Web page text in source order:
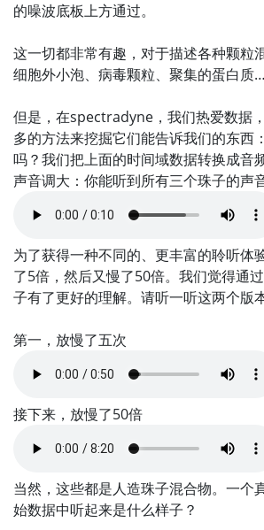
的噪波底板上方通过。
这一切都非常有趣，对于描述各种颗粒
细胞外小泡、病毒颗粒、聚集的蛋白质
但是，在spectradyne，我们热爱数据
多的方法来挖掘它们能告诉我们的东西
吗？我们把上面的时间域数据转换成音
声音调大：你能听到所有三个珠子的声
为了获得一种不同的、更丰富的聆听体
了5倍，然后又慢了50倍。我们觉得通
子有了更好的理解。请听一听这两个版本
第一，放慢了五次
接下来，放慢了50倍
当然，这些都是人造珠子混合物。一个
始数据中听起来是什么样子？